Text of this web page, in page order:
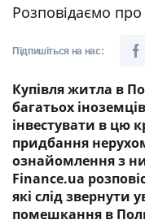
Розповідаємо про
Підпишіться на нас:
Купівля житла в
багатьох
інвестувати в цю
придбання
ознайомлення з
Finance.ua
які слід звернути
помешкання в